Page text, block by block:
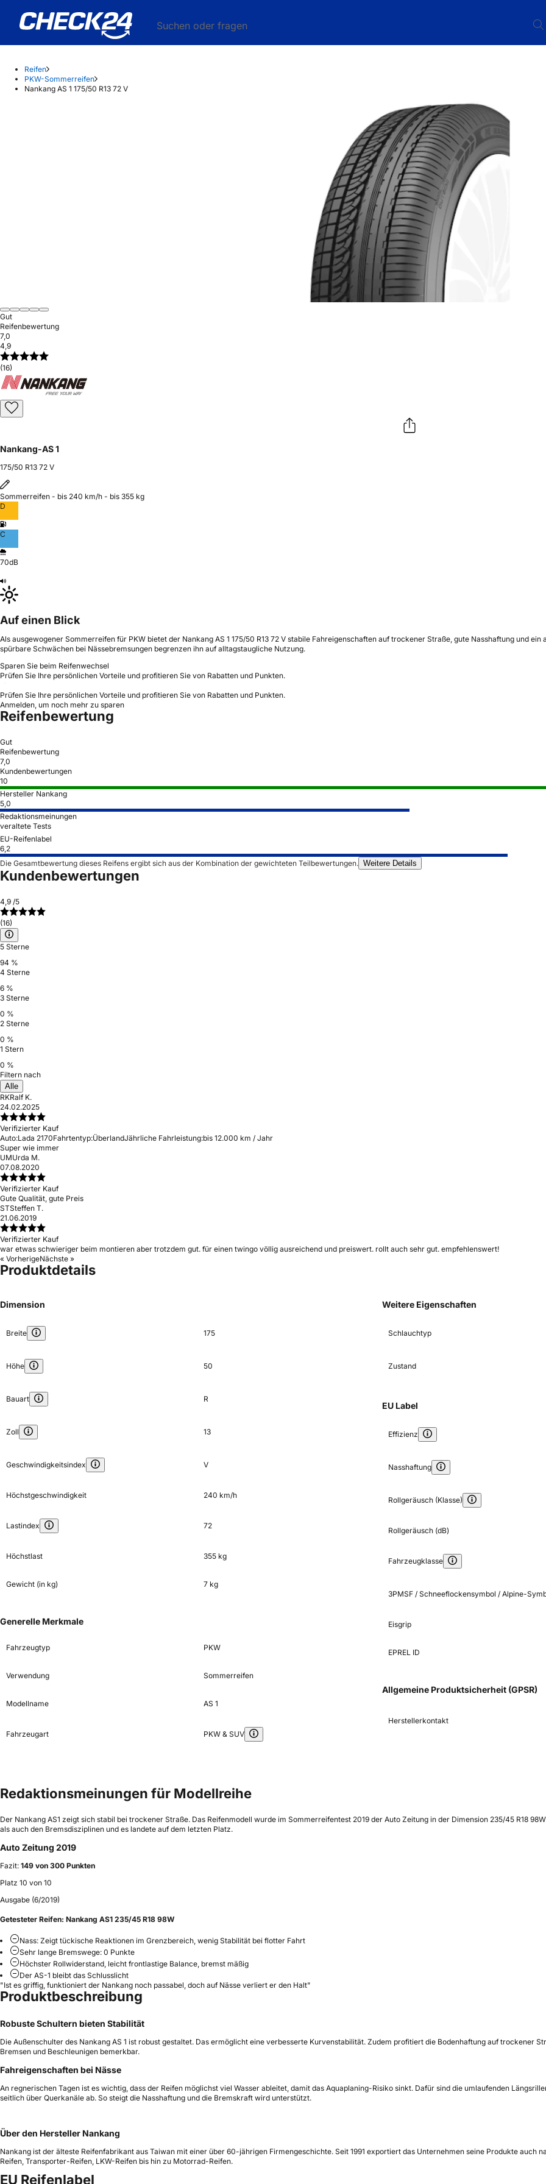
Suchen oder fragen
Reifen
PKW-Sommerreifen
Nankang AS 1 175/50 R13 72 V
Gut
Reifenbewertung
7,0
4,9
(16)
Nankang-AS 1
175/50 R13 72 V
Sommerreifen - bis 240 km/h - bis 355 kg
D
C
70dB
Auf einen Blick
Als ausgewogener Sommerreifen für PKW bietet der Nankang AS 1 175/50 R13 72 V stabile Fahreigenschaften auf trockener Straße, gute Nasshaftung und
spürbare Schwächen bei Nässebremsungen begrenzen ihn auf alltagstaugliche Nutzung.
Sparen Sie beim Reifenwechsel
Prüfen Sie Ihre persönlichen Vorteile und profitieren Sie von Rabatten und Punkten.
Prüfen Sie Ihre persönlichen Vorteile und profitieren Sie von Rabatten und Punkten.
Anmelden, um noch mehr zu sparen
Reifenbewertung
Gut
Reifenbewertung
7,0
Kundenbewertungen
10
Hersteller Nankang
5,0
Redaktionsmeinungen
veraltete Tests
EU-Reifenlabel
6,2
Die Gesamtbewertung dieses Reifens ergibt sich aus der Kombination der gewichteten Teilbewertungen. Weitere Details
Kundenbewertungen
4,9 /5
(16)
5 Sterne
94 %
4 Sterne
6 %
3 Sterne
0 %
2 Sterne
0 %
1 Stern
0 %
Filtern nach
Alle
RKRalf K.
24.02.2025
Verifizierter Kauf
Auto:Lada 2170Fahrtentyp:ÜberlandJährliche Fahrleistung:bis 12.000 km / Jahr
Super wie immer
UMUrda M.
07.08.2020
Verifizierter Kauf
Gute Qualität, gute Preis
STSteffen T.
21.06.2019
Verifizierter Kauf
war etwas schwieriger beim montieren aber trotzdem gut. für einen twingo völlig ausreichend und preiswert. rollt auch sehr gut. empfehlenswert!
« VorherigeNächste »
Produktdetails
Dimension
Breite 175
Höhe 50
Bauart R
Zoll 13
Geschwindigkeitsindex V
Höchstgeschwindigkeit 240 km/h
Lastindex 72
Höchstlast 355 kg
Gewicht (in kg) 7 kg
Generelle Merkmale
Fahrzeugtyp PKW
Verwendung Sommerreifen
Modellname AS 1
Fahrzeugart PKW & SUV
Weitere Eigenschaften
Schlauchtyp
Zustand
EU Label
Effizienz
Nasshaftung
Rollgeräusch (Klasse)
Rollgeräusch (dB)
Fahrzeugklasse
3PMSF / Schneeflockensymbol / Alpine-
Eisgrip
EPREL ID
Allgemeine Produktsicherheit (GPSR)
Herstellerkontakt
Redaktionsmeinungen für Modellreihe
Der Nankang AS1 zeigt sich stabil bei trockener Straße. Das Reifenmodell wurde im Sommerreifentest 2019 der Auto Zeitung in der Dimension 235/45 R18
als auch den Bremsdisziplinen und es landete auf dem letzten Platz.
Auto Zeitung 2019
Fazit: 149 von 300 Punkten
Platz 10 von 10
Ausgabe (6/2019)
Getesteter Reifen: Nankang AS1 235/45 R18 98W
Nass: Zeigt tückische Reaktionen im Grenzbereich, wenig Stabilität bei flotter Fahrt
Sehr lange Bremswege: 0 Punkte
Höchster Rollwiderstand, leicht frontlastige Balance, bremst mäßig
Der AS-1 bleibt das Schlusslicht
"Ist es griffig, funktioniert der Nankang noch passabel, doch auf Nässe verliert er den Halt"
Produktbeschreibung
Robuste Schultern bieten Stabilität
Die Außenschulter des Nankang AS 1 ist robust gestaltet. Das ermöglicht eine verbesserte Kurvenstabilität. Zudem profitiert die Bodenhaftung auf trockener
Bremsen und Beschleunigen bemerkbar.
Fahreigenschaften bei Nässe
An regnerischen Tagen ist es wichtig, dass der Reifen möglichst viel Wasser ableitet, damit das Aquaplaning-Risiko sinkt. Dafür sind die umlaufenden
seitlich über Querkanäle ab. So steigt die Nasshaftung und die Bremskraft wird unterstützt.
Über den Hersteller Nankang
Nankang ist der älteste Reifenfabrikant aus Taiwan mit einer über 60-jährigen Firmengeschichte. Seit 1991 exportiert das Unternehmen seine Produkte auch
Reifen, Transporter-Reifen, LKW-Reifen bis hin zu Motorrad-Reifen.
EU Reifenlabel